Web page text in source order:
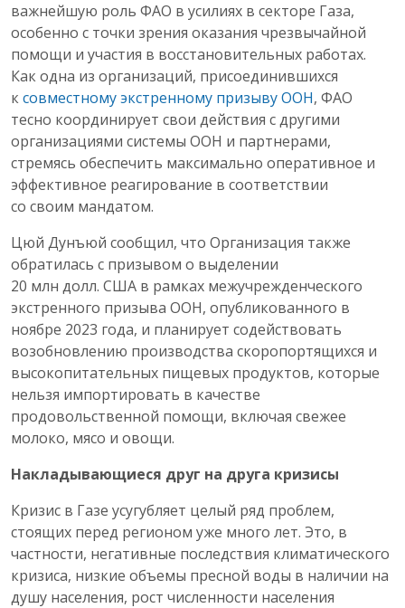
важнейшую роль ФАО в усилиях в секторе Газа,
особенно с точки зрения оказания чрезвычайной
помощи и участия в восстановительных работах.
Как одна из организаций, присоединившихся
ксовместному экстренному призыву ООН, ФАО
тесно координирует свои действия с другими
организациями системы ООН и партнерами,
стремясь обеспечить максимально оперативное и
эффективное реагирование в соответствии
со своим мандатом.
Цюй Дунъюй сообщил, что Организация также
обратилась с призывом о выделении
20 млн долл. США в рамках межучрежденческого
экстренного призыва ООН, опубликованного в
ноябре 2023 года, и планирует содействовать
возобновлению производства скоропортящихся и
высокопитательных пищевых продуктов, которые
нельзя импортировать в качестве
продовольственной помощи, включая свежее
молоко, мясо и овощи.
Накладывающиеся друг на друга кризисы
Кризис в Газе усугубляет целый ряд проблем,
стоящих перед регионом уже много лет. Это, в
частности, негативные последствия климатического
кризиса, низкие объемы пресной воды в наличии на
душу населения, рост численности населения